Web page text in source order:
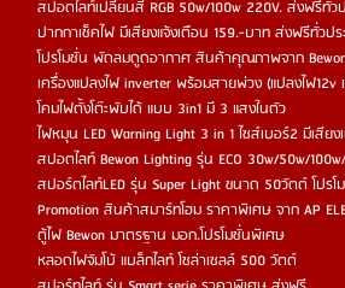
สปอตไลท์เปลี่ยนสี RGB 50w/100w 220V. ส่งฟรีทั่ว
ปากกาเช็คไฟ มีเสียงแจ้งเตือน 159.-บาท ส่งฟรีทั่วปร
โปรโมชั่น พัดลมดูดอากาศ สินค้าคุณภาพจาก
เครื่องแปลงไฟ inverter พร้อมสายพ่วง (แปลงไฟ12v
โคมไฟตั้งโต๊ะพับได้ แบบ 3in1 มี 3 แสงในตัว
ไฟหมุน LED Warning Light 3 in 1 ไซส์เบอร์2 มีเสียง
สปอตไลท์ Bewon Lighting รุ่น ECO 30w/50w/
สปอร์ตไลท์LED รุ่น Super Light ขนาด 50วัตต์ โปร
Promotion สินค้าสมาร์ทโฮม ราคาพิเศษ จาก AP
ตู้ไฟ Bewon มาตรฐาน มอก.โปรโมชั่นพิเศษ
หลอดไฟจัมโบ้ แบล็กไลท์ โซล่าเซลล์ 500 วัตต์